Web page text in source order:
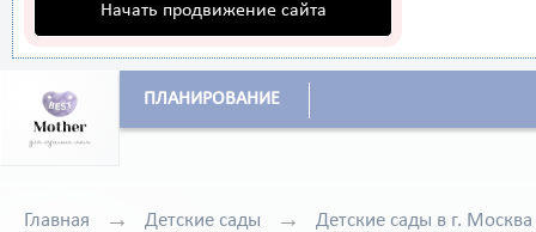
Начать продвижение сайта
ПЛАНИРОВАНИЕ
Главная Детские сады Детские сады в г. Москва